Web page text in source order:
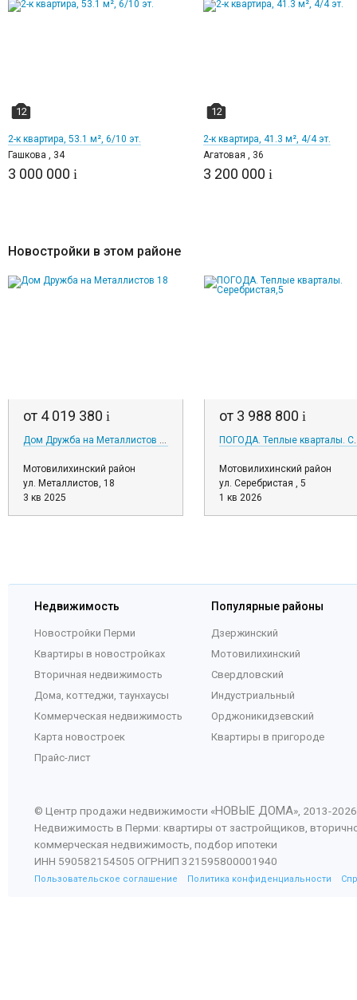
12
2-к квартира, 53.1 м², 6/10 эт.
Гашкова , 34
3 000 000 i
12
2-к квартира, 41.3 м², 4/4 эт.
Агатовая , 36
3 200 000 i
Новостройки в этом районе
от 4 019 380 i
Дом Дружба на Металлистов 18
Мотовилихинский район
ул. Металлистов, 18
3 кв 2025
от 3 988 800 i
ПОГОДА.
Мотовилихинский район
ул. Серебристая , 5
1 кв 2026
Недвижимость
Новостройки Перми
Квартиры в новостройках
Вторичная недвижимость
Дома, коттеджи, таунхаусы
Коммерческая недвижимость
Карта новостроек
Прайс-лист
Популярные районы
Дзержинский
Мотовилихинский
Свердловский
Индустриальный
Орджоникидзевский
Квартиры в пригороде
© Центр продажи недвижимости «НОВЫЕ ДОМА», 2013-2026
Недвижимость в Перми: квартиры от застройщиков,
коммерческая недвижимость, подбор ипотеки
ИНН 590582154505 ОГРНИП 321595800001940
Пользовательское соглашение Политика конфиденциальности